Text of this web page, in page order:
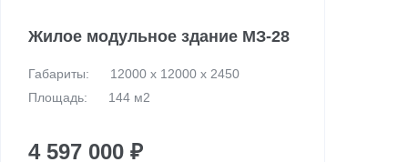
Жилое модульное здание МЗ-28
Габариты:
12000 х 12000 х 2450
Площадь:
144 м2
4 597 000 ₽